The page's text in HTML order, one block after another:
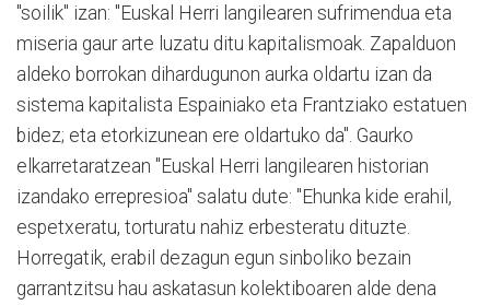
"soilik" izan: "Euskal Herri langilearen sufrimendua eta
miseria gaur arte luzatu ditu kapitalismoak. Zapalduon
aldeko borrokan dihardugunon aurka oldartu izan da
sistema kapitalista Espainiako eta Frantziako estatuen
bidez; eta etorkizunean ere oldartuko da". Gaurko
elkarretaratzean "Euskal Herri langilearen historian
izandako errepresioa" salatu dute: "Ehunka kide erahil,
espetxeratu, torturatu nahiz erbesteratu dituzte.
Horregatik, erabil dezagun egun sinboliko bezain
garrantzitsu hau askatasun kolektiboaren alde dena